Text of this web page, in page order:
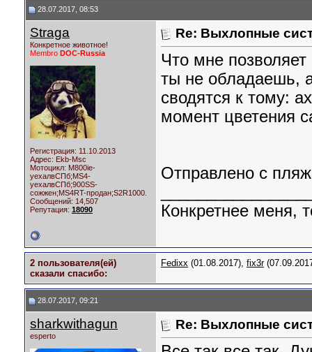
28.07.2017, 08:53
Straga
Конкретное животное!
Membro DOC-Russia
Регистрация: 11.10.2013
Адрес: Ekb-Msc
Мотоцикл: M800ie-
уехалвСПб;MS4-
уехалвСПб;900SS-
сожжен;MS4RT-продан;S2R1000.
Сообщений: 14,507
Репутация: 18090
Re: Выхлопные
Что мне
ты не обладаешь,
сводятся к тому:
момент цветения
Отправлено с
Конкретнее меня,
2 пользователя(ей)
сказали cпасибо:
Fedixx (01.08.2017), fix3r
28.07.2017, 09:21
sharkwithagun
esperto
Re: Выхлопные